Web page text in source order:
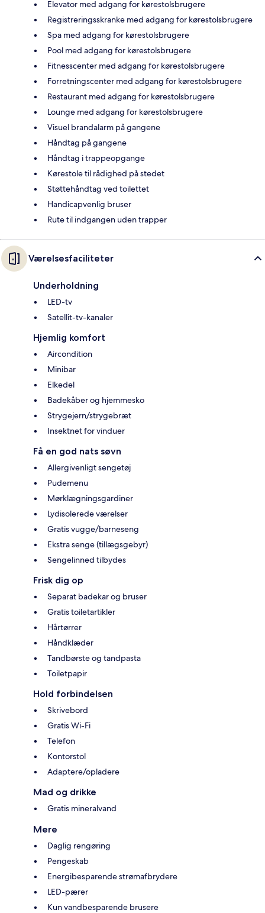
Elevator med adgang for kørestolsbrugere
Registreringsskranke med adgang for kørestolsbrugere
Spa med adgang for kørestolsbrugere
Pool med adgang for kørestolsbrugere
Fitnesscenter med adgang for kørestolsbrugere
Forretningscenter med adgang for kørestolsbrugere
Restaurant med adgang for kørestolsbrugere
Lounge med adgang for kørestolsbrugere
Visuel brandalarm på gangene
Håndtag på gangene
Håndtag i trappeopgange
Kørestole til rådighed på stedet
Støttehåndtag ved toilettet
Handicapvenlig bruser
Rute til indgangen uden trapper
Værelsesfaciliteter
Underholdning
LED-tv
Satellit-tv-kanaler
Hjemlig komfort
Aircondition
Minibar
Elkedel
Badekåber og hjemmesko
Strygejern/strygebræt
Insektnet for vinduer
Få en god nats søvn
Allergivenligt sengetøj
Pudemenu
Mørklægningsgardiner
Lydisolerede værelser
Gratis vugge/barneseng
Ekstra senge (tillægsgebyr)
Sengelinned tilbydes
Frisk dig op
Separat badekar og bruser
Gratis toiletartikler
Hårtørrer
Håndklæder
Tandbørste og tandpasta
Toiletpapir
Hold forbindelsen
Skrivebord
Gratis Wi-Fi
Telefon
Kontorstol
Adaptere/opladere
Mad og drikke
Gratis mineralvand
Mere
Daglig rengøring
Pengeskab
Energibesparende strømafbrydere
LED-pærer
Kun vandbesparende brusere